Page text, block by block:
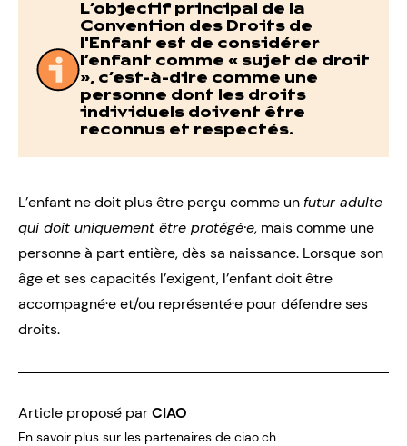
L’objectif principal de la
Convention des Droits de
l'Enfant est de considérer
l’enfant comme « sujet de droit
», c’est-à-dire comme une
personne dont les droits
individuels doivent être
reconnus et respectés.
L’enfant ne doit plus être perçu comme un futur adulte
qui doit uniquement être protégé·e, mais comme une
personne à part entière, dès sa naissance. Lorsque son
âge et ses capacités l’exigent, l’enfant doit être
accompagné·e et/ou représenté·e pour défendre ses
droits.
Article proposé parCIAO
En savoir plus sur les partenaires de ciao.ch